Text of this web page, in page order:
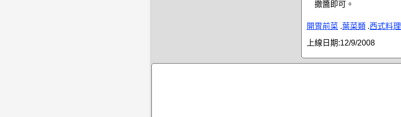
撒醬即可。
開胃前菜 .葉菜類 .西式料理
上線日期:12/9/2008